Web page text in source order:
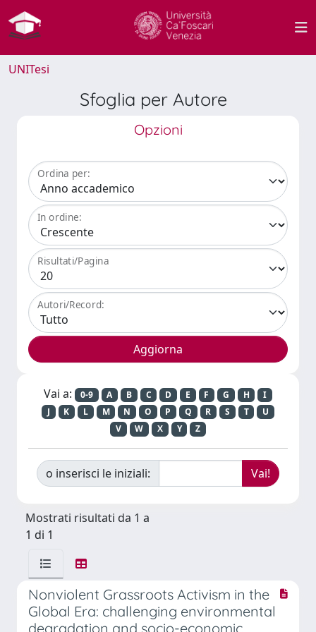
UNITesi
Sfoglia per Autore
Opzioni
Ordina per:
In ordine:
Risultati/Pagina
Autori/Record:
Vai a: 0-9 A B C D E F G H
I
J
K L M N O P Q R S T
U
V
W X Y Z
o inserisci le iniziali:
Mostrati risultati da 1 a
1 di 1
Nonviolent Grassroots Activism in the
Global Era: challenging environmental
degradation and socio-economic